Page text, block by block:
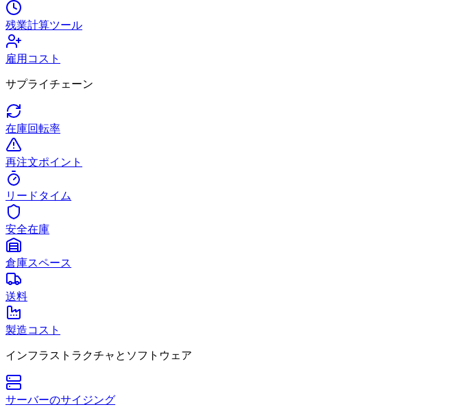
残業計算ツール
雇用コスト
サプライチェーン
在庫回転率
再注文ポイント
リードタイム
安全在庫
倉庫スペース
送料
製造コスト
インフラストラクチャとソフトウェア
サーバーのサイジング